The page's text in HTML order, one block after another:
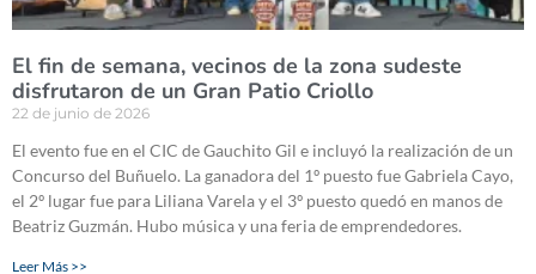
El fin de semana, vecinos de la zona sudeste
disfrutaron de un Gran Patio Criollo
22 de junio de 2026
El evento fue en el CIC de Gauchito Gil e incluyó la realización de un
Concurso del Buñuelo. La ganadora del 1º puesto fue Gabriela Cayo,
el 2º lugar fue para Liliana Varela y el 3º puesto quedó en manos de
Beatriz Guzmán. Hubo música y una feria de emprendedores.
Leer Más >>